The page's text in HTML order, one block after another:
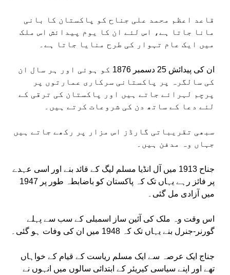
قاعد اعظم محمد علی جناح کو پاکستان کا بانی
مانا جاتا ہے، اس لئے ان کا یوم پیدائش اس ملک
میں ایک عام تہوار کی طرح منایا جاتا ہے۔
ان کی پیدائش 25 دسمبر 1876 کو ہوئی اور ہر سال ان
کی سالگرہ پر پاکستانی سرکاری عمارتوں پر
پرچم لہرائے جاتے ہیں اور پاکستان کی ترقی کے
لئے دعا کے ساتھ دن کی شروعات کرتے ہیں۔
سبھی تقریباتی گارڈز اس مزار پر رکھے جاتے ہیں
جہاں وہ مدفن ہیں۔
جناح 1913 میں آل انڈیا مسلم لیگ کے قائد بنے اور اسی عہدے
پر فائز رہے یہاں تک کہ پاکستان کو باضابطہ طور پر 1947
میں آزادی مل گئی۔
اس وقت وہ ملک کی آئین ساز اسمبلی کے سب سے پہلے
گورنر-جنرل بنے یہاں تک کہ 1948 میں ان کی وفات ہو گئی۔
جناج ایک عرصہ سے ایک مسلم ریاست کے قیام کے خواہاں
تھے اور اپنے سیاسی کیریئر کے ابتدائی سالوں میں انہوں نے